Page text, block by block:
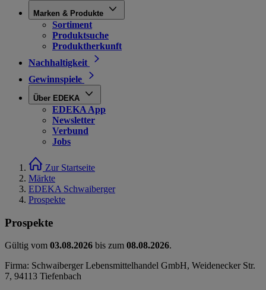
Marken & Produkte
Sortiment
Produktsuche
Produktherkunft
Nachhaltigkeit
Gewinnspiele
Über EDEKA
EDEKA App
Newsletter
Verbund
Jobs
Zur Startseite
Märkte
EDEKA Schwaiberger
Prospekte
Prospekte
Gültig vom 03.08.2026 bis zum 08.08.2026.
Firma: Schwaiberger Lebensmittelhandel GmbH, Weidenecker Str.
7, 94113 Tiefenbach